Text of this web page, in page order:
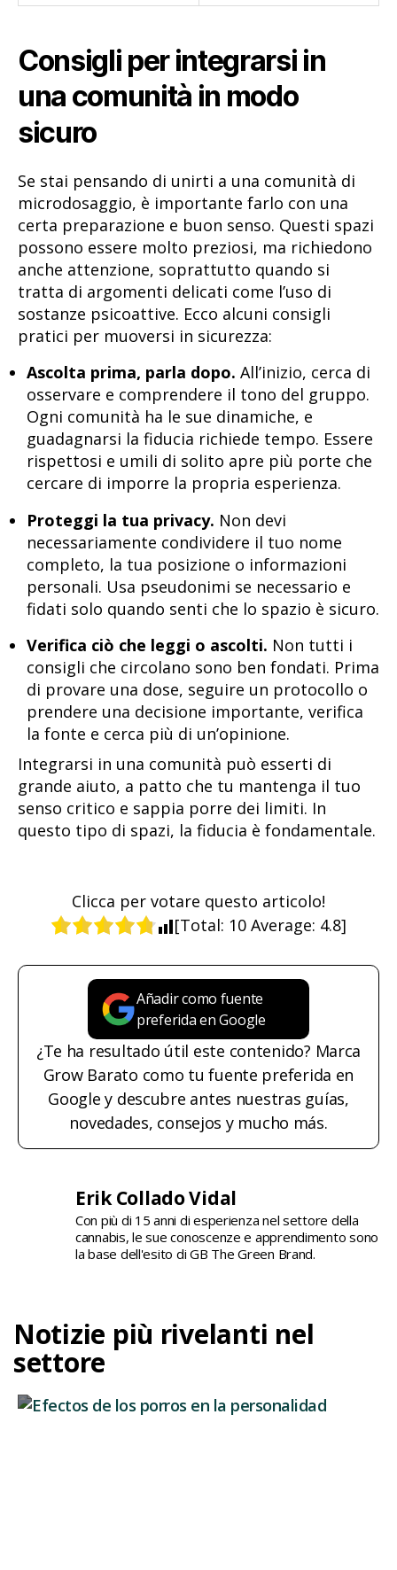
Consigli per integrarsi in
una comunità in modo
sicuro
Se stai pensando di unirti a una comunità di
microdosaggio, è importante farlo con una
certa preparazione e buon senso. Questi spazi
possono essere molto preziosi, ma richiedono
anche attenzione, soprattutto quando si
tratta di argomenti delicati come l’uso di
sostanze psicoattive. Ecco alcuni consigli
pratici per muoversi in sicurezza:
Ascolta prima, parla dopo. All’inizio, cerca di
osservare e comprendere il tono del gruppo.
Ogni comunità ha le sue dinamiche, e
guadagnarsi la fiducia richiede tempo. Essere
rispettosi e umili di solito apre più porte che
cercare di imporre la propria esperienza.
Proteggi la tua privacy. Non devi
necessariamente condividere il tuo nome
completo, la tua posizione o informazioni
personali. Usa pseudonimi se necessario e
fidati solo quando senti che lo spazio è sicuro.
Verifica ciò che leggi o ascolti. Non tutti i
consigli che circolano sono ben fondati. Prima
di provare una dose, seguire un protocollo o
prendere una decisione importante, verifica
la fonte e cerca più di un’opinione.
Integrarsi in una comunità può esserti di
grande aiuto, a patto che tu mantenga il tuo
senso critico e sappia porre dei limiti. In
questo tipo di spazi, la fiducia è fondamentale.
Clicca per votare questo articolo!
[Total: 10 Average: 4.8]
Añadir como fuente
preferida en Google
¿Te ha resultado útil este contenido? Marca
Grow Barato como tu fuente preferida en
Google y descubre antes nuestras guías,
novedades, consejos y mucho más.
Erik Collado Vidal
Con più di 15 anni di esperienza nel settore della
cannabis, le sue conoscenze e apprendimento sono
la base dell'esito di GB The Green Brand.
Notizie più rivelanti nel
settore